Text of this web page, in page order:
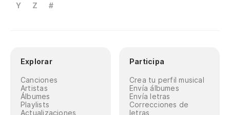
Y
Z #
Explorar
Canciones
Artistas
Álbumes
Playlists
Actualizaciones
Participa
Crea tu perfil musical
Envía álbumes
Envía letras
Correcciones de
letras